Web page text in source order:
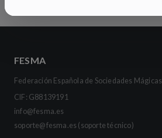
FESMA
Federación Española de Sociedades Mágicas
CIF: G88139191
info@fesma.es
soporte@fesma.es (soporte técnico)